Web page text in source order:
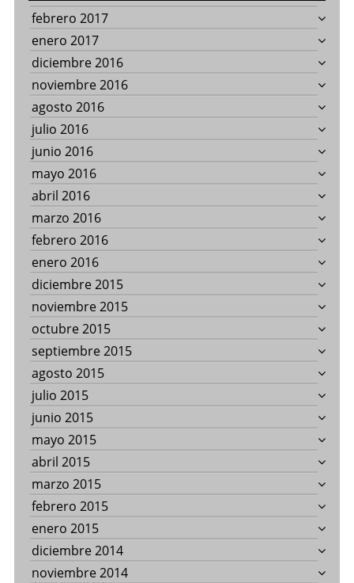
febrero 2017
enero 2017
diciembre 2016
noviembre 2016
agosto 2016
julio 2016
junio 2016
mayo 2016
abril 2016
marzo 2016
febrero 2016
enero 2016
diciembre 2015
noviembre 2015
octubre 2015
septiembre 2015
agosto 2015
julio 2015
junio 2015
mayo 2015
abril 2015
marzo 2015
febrero 2015
enero 2015
diciembre 2014
noviembre 2014